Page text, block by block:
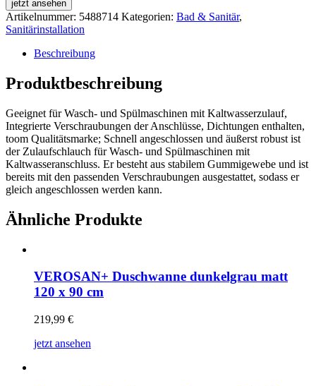
jetzt ansehen
Artikelnummer: 5488714 Kategorien: Bad & Sanitär,
Sanitärinstallation
Beschreibung
Produktbeschreibung
Geeignet für Wasch- und Spülmaschinen mit Kaltwasserzulauf,
Integrierte Verschraubungen der Anschlüsse, Dichtungen enthalten,
toom Qualitätsmarke; Schnell angeschlossen und äußerst robust ist
der Zulaufschlauch für Wasch- und Spülmaschinen mit
Kaltwasseranschluss. Er besteht aus stabilem Gummigewebe und ist
bereits mit den passenden Verschraubungen ausgestattet, sodass er
gleich angeschlossen werden kann.
Ähnliche Produkte
VEROSAN+ Duschwanne dunkelgrau matt
120 x 90 cm
219,99 €
jetzt ansehen